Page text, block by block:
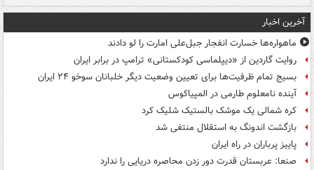
آخرین اخبار
ماهواره‌ها خسارت انفجار جبل‌علی امارت را لو دادند
روایت گاردین از «دیپلماسی کودکستانی» ترامپ در برابر ایران
بسیج تمام ظرفیت‌ها برای تعیین وضعیت دیگر خلبانان سوخو ۲۴ ایران
آینده نامعلوم طارمی در المپیاکوس
کره شمالی یک موشک بالستیک شلیک کرد
بازگشت اندونگ به استقلال منتفی شد
پاییز پرباران در راه ایران
صنعا: عربستان قدرت دور زدن محاصره دریایی را ندارد